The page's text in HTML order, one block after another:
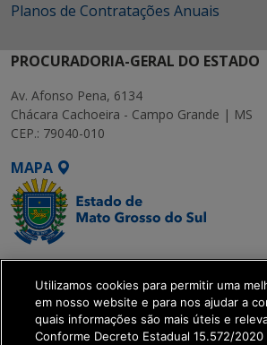
Planos de Contratações Anuais
PROCURADORIA-GERAL DO ESTADO
Av. Afonso Pena, 6134
Chácara Cachoeira - Campo Grande | MS
CEP.: 79040-010
MAPA
SETDIG | Secretaria-
Executiva de
Transformação Digital
Utilizamos cookies para permitir uma
em nosso website e para nos ajudar a
quais informações são mais úteis e
Conforme Decreto Estadual 15.572/